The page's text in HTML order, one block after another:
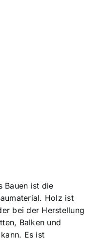
Bauen ist die
Holz ist
bei der Herstellung
Balken und
Es ist